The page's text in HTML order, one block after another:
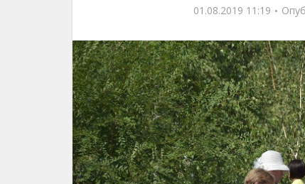
01.08.2019 11:19